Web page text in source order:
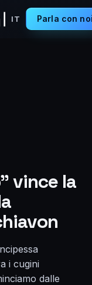
IT Parla con
vince la
i cugini
dalle